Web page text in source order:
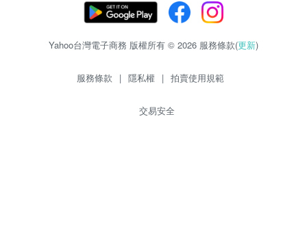
Yahoo台灣電子商務 版權所有 © 2026 服務條款(更新)
服務條款 | 隱私權 | 拍賣使用規範
交易安全